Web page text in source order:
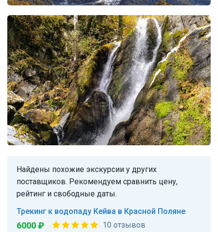
Найдены похожие экскурсии у других
поставщиков. Рекомендуем сравнить цену,
рейтинг и свободные даты.
Трекинг к водопаду Кейва в Красной Поляне
6000 ₽ 10 отзывов